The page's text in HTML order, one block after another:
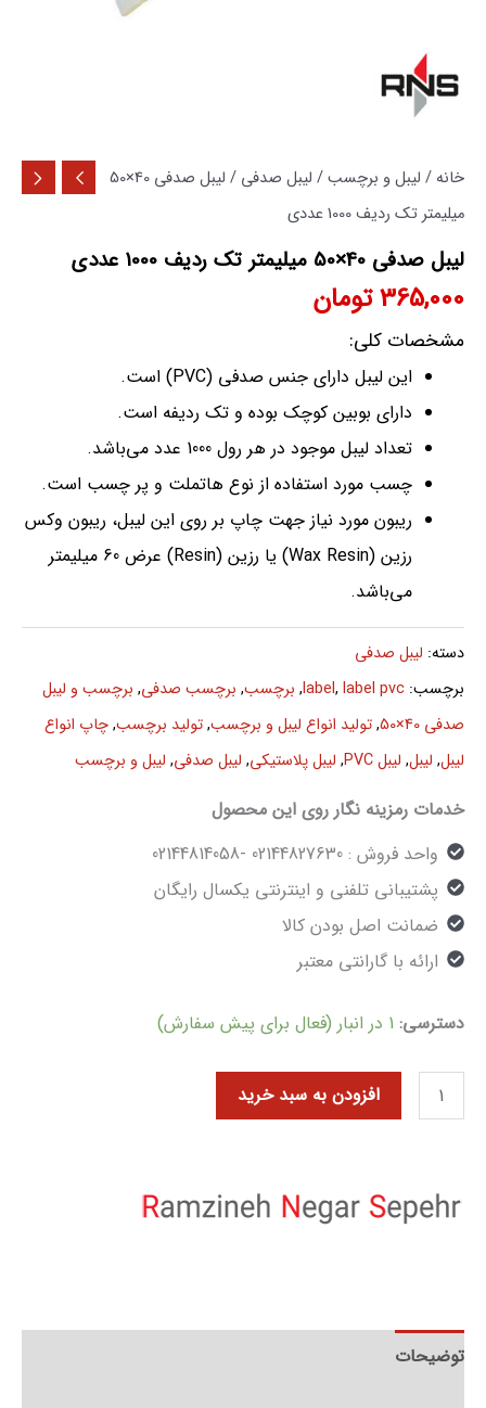
خانه / لیبل و برچسب/ لیبل صدفی
/ لیبل صدفی 40×50
میلیمتر تک ردیف 1000 عددی
لیبل صدفی 40×50 میلیمتر تک ردیف 1000 عددی
365,000تومان
مشخصات کلی:
این لیبل دارای جنس صدفی (PVC) است.
دارای بوبین کوچک بوده و تک ردیفه است.
تعداد لیبل موجود در هر رول 1000 عدد می‌باشد.
چسب مورد استفاده از نوع هاتملت و پر چسب است.
ریبون مورد نیاز جهت چاپ بر روی این لیبل، ریبون وکس
رزین (Wax Resin) یا رزین (Resin) عرض 60 میلیمتر
می‌باشد.
دسته: لیبل صدفی
برچسب:
label, label pvc
, برچسب, برچسب صدفی, برچسب و لیبل
صدفی 40×50
,تولید انواع لیبل و برچسب,تولید برچسب,چاپ انواع
لیبل, لیبل, لیبل PVC , لیبل پلاستیکی, لیبل صدفی, لیبل و برچسب
خدمات رمزینه نگار روی این محصول
واحد فروش : 02144827630 -02144814058
پشتیبانی تلفنی و اینترنتی یکسال رایگان
ضمانت اصل بودن کالا
ارائه با گارانتی معتبر
دسترسی: 1 در انبار (فعال برای پیش سفارش)
افزودن به سبد خرید
توضیحات